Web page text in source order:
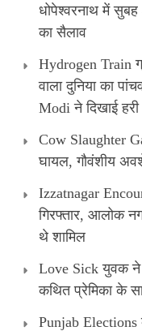
धोपेश्वरनाथ में
का सैलाव
Hydrogen Train
वाला दुनिया का
Modi ने दिखाई
Cow Slaughter
घायल, गौवंशीय
Izzatnagar
गिरफ्तार, आलोक
थे शामिल
Love Sick युवक ने
कथित प्रेमिका के
Punjab Elections